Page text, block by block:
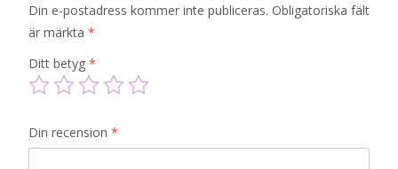
Din e-postadress kommer inte publiceras. Obligatoriska fält
är märkta *
Ditt betyg *
Din recension *